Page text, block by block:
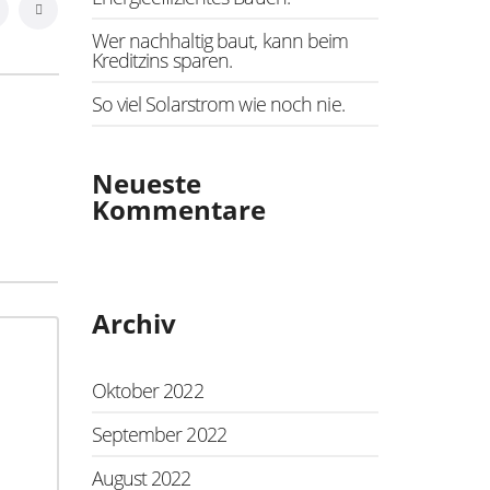
Wer nachhaltig baut, kann beim
Kreditzins sparen.
So viel Solarstrom wie noch nie.
Neueste
Kommentare
Archiv
Oktober 2022
September 2022
August 2022